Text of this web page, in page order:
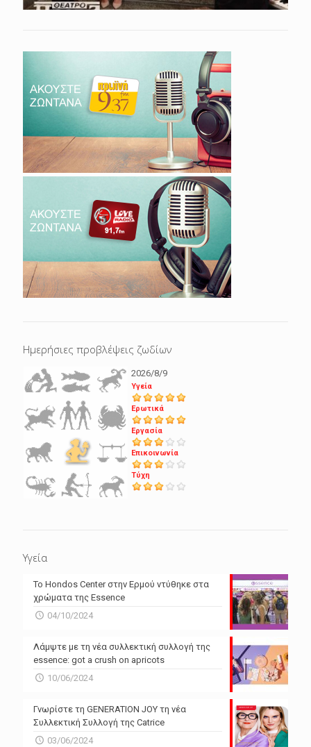
Ημερήσιες προβλέψεις ζωδίων
2026/8/9
Υγεία
Ερωτικά
Εργασία
Επικοινωνία
Τύχη
Υγεία
Το Hondos Center στην Ερμού ντύθηκε στα
χρώματα της Essence
04/10/2024
Λάμψτε με τη νέα συλλεκτική συλλογή της
essence: got a crush on apricots
10/06/2024
Γνωρίστε τη GENERATION JOY τη νέα
Συλλεκτική Συλλογή της Catrice
03/06/2024